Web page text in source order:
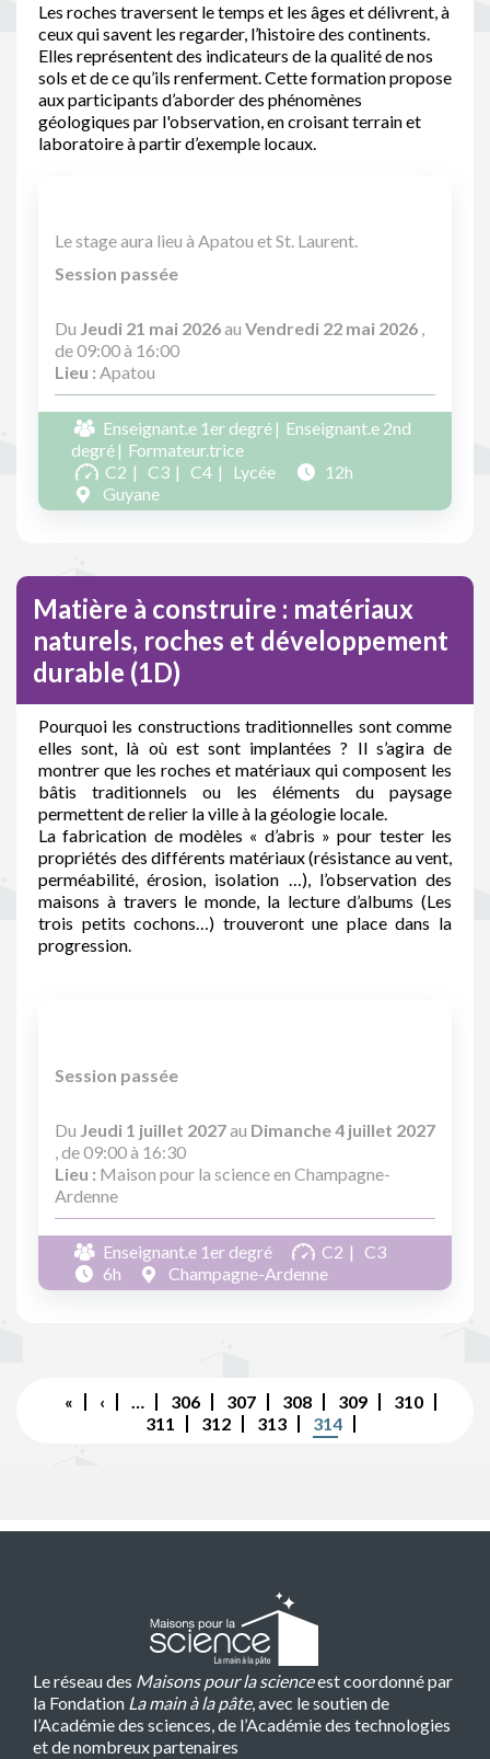
Les roches traversent le temps et les âges et délivrent, à
ceux qui savent les regarder, l’histoire des continents.
Elles représentent des indicateurs de la qualité de nos
sols et de ce qu’ils renferment. Cette formation propose
aux participants d’aborder des phénomènes
géologiques par l'observation, en croisant terrain et
laboratoire à partir d’exemple locaux.
Le stage aura lieu à Apatou et St. Laurent.
Session passée
Du Jeudi 21 mai 2026au Vendredi 22 mai 2026 ,
de 09:00 à 16:00
Lieu : Apatou
Enseignant.e 1er degré
Enseignant.e 2nd
degré
Formateur.trice
C2
C3 C4 Lycée
12h
Guyane
Matière à construire : matériaux
naturels, roches et développement
durable (1D)
Pourquoi les constructions traditionnelles sont comme
elles sont, là où est sont implantées ? Il s’agira de
montrer que les roches et matériaux qui composent les
bâtis traditionnels ou les éléments du paysage
permettent de relier la ville à la géologie locale.
La fabrication de modèles « d’abris » pour tester les
propriétés des différents matériaux (résistance au vent,
perméabilité, érosion, isolation …), l’observation des
maisons à travers le monde, la lecture d’albums (Les
trois petits cochons…) trouveront une place dans la
progression.
Session passée
Du Jeudi 1 juillet 2027au Dimanche 4 juillet 2027
, de 09:00 à 16:30
Lieu : Maison pour la science en Champagne-
Ardenne
Enseignant.e 1er degré C2
C3
6h
Champagne-Ardenne
Première
«
Page
précédente
‹ … Page
306 Page
307 Page
308 Page
309 Page
310
Page
311 Page
312 Page
313
Page
courante
314
Le réseau des Maisons pour la scienceest coordonné par
la Fondation La main à la pâte, avec le soutien de
l’Académie des sciences, de l’Académie des technologies
et de nombreux partenaires